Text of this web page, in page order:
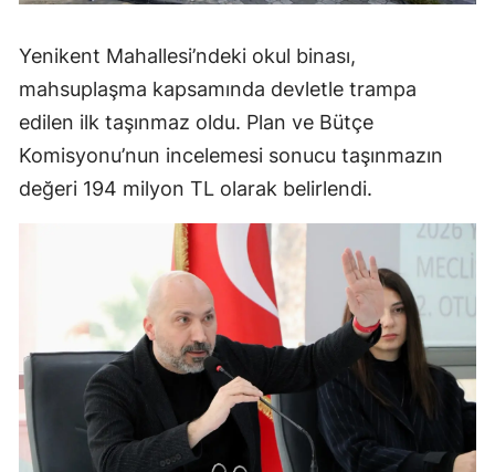
Yenikent Mahallesi’ndeki okul binası,
mahsuplaşma kapsamında devletle trampa
edilen ilk taşınmaz oldu. Plan ve Bütçe
Komisyonu’nun incelemesi sonucu taşınmazın
değeri 194 milyon TL olarak belirlendi.